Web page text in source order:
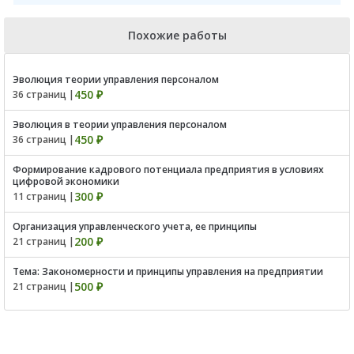
Похожие работы
Эволюция теории управления персоналом
36 страниц | 450 ₽
Эволюция в теории управления персоналом
36 страниц | 450 ₽
Формирование кадрового потенциала предприятия в условиях
цифровой экономики
11 страниц | 300 ₽
Организация управленческого учета, ее принципы
21 страниц | 200 ₽
Тема: Закономерности и принципы управления на предприятии
21 страниц | 500 ₽